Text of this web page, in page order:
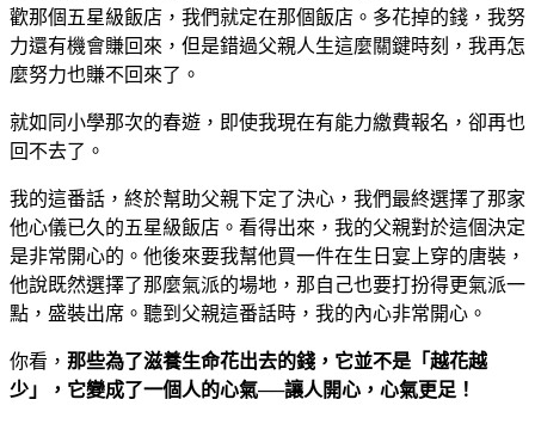
歡那個五星級飯店，我們就定在那個飯店。多花掉的錢，我努
力還有機會賺回來，但是錯過父親人生這麼關鍵時刻，我再怎
麼努力也賺不回來了。
就如同小學那次的春遊，即使我現在有能力繳費報名，卻再也
回不去了。
我的這番話，終於幫助父親下定了決心，我們最終選擇了那家
他心儀已久的五星級飯店。看得出來，我的父親對於這個決定
是非常開心的。他後來要我幫他買一件在生日宴上穿的唐裝，
他說既然選擇了那麼氣派的場地，那自己也要打扮得更氣派一
點，盛裝出席。聽到父親這番話時，我的內心非常開心。
你看， 那些為了滋養生命花出去的錢，它並不是「越花越
少」，它變成了一個人的心氣──讓人開心，心氣更足！